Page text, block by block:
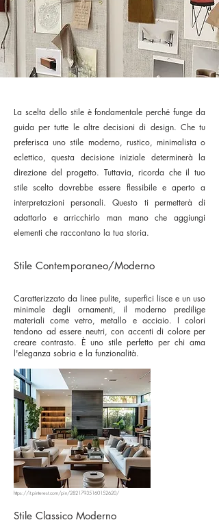
La scelta dello stile è fondamentale perché funge da
guida per tutte le altre decisioni di design. Che tu
preferisca uno stile moderno, rustico, minimalista o
eclettico, questa decisione iniziale determinerà la
direzione del progetto. Tuttavia, ricorda che il tuo
stile scelto dovrebbe essere flessibile e aperto a
interpretazioni personali. Questo ti permetterà di
adattarlo e arricchirlo man mano che aggiungi
elementi che raccontano la tua storia.
Stile Contemporaneo/Moderno
Caratterizzato da linee pulite, superfici lisce e un uso
minimale degli ornamenti, il moderno predilige
materiali come vetro, metallo e acciaio. I colori
tendono ad essere neutri, con accenti di colore per
creare contrasto. È uno stile perfetto per chi ama
l'eleganza sobria e la funzionalità.
https://it.pinterest.com/pin/28217935160152620/
Stile Classico Moderno